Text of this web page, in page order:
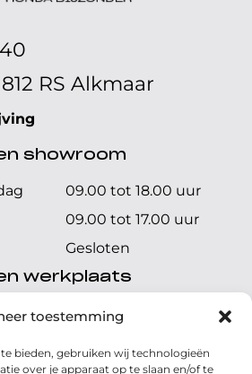
toestemming
bieden, gebruiken wij technologieën
over je apparaat op te slaan en/of te
RS Alkmaar
showroom
09.00 tot 18.00 uur
09.00 tot 17.00 uur
Gesloten
werkplaats
08.00 tot 17.00 uur
Gesloten